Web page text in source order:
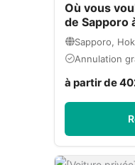
Où vous
de Sapporo
Sapporo,
Annulation
à partir de